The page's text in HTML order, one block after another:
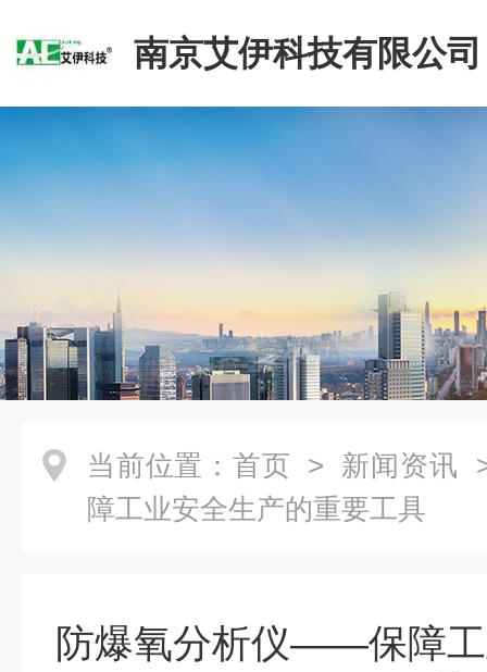
南京艾伊科技有限公司
当前位置： 首页 > 新闻资讯
障工业安全生产的重要工具
防爆氧分析仪——保障